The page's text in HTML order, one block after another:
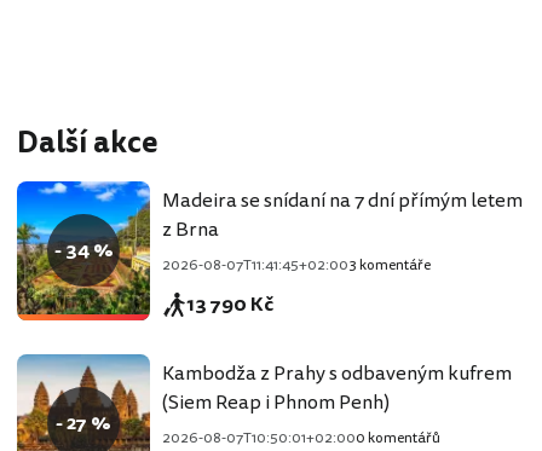
Další akce
- 34 %
Madeira se snídaní na 7 dní přímým letem
z Brna
2026-08-07T11:41:45+02:003 komentáře
13 790 Kč
- 27 %
Kambodža z Prahy s odbaveným kufrem
(Siem Reap i Phnom Penh)
2026-08-07T10:50:01+02:000 komentářů